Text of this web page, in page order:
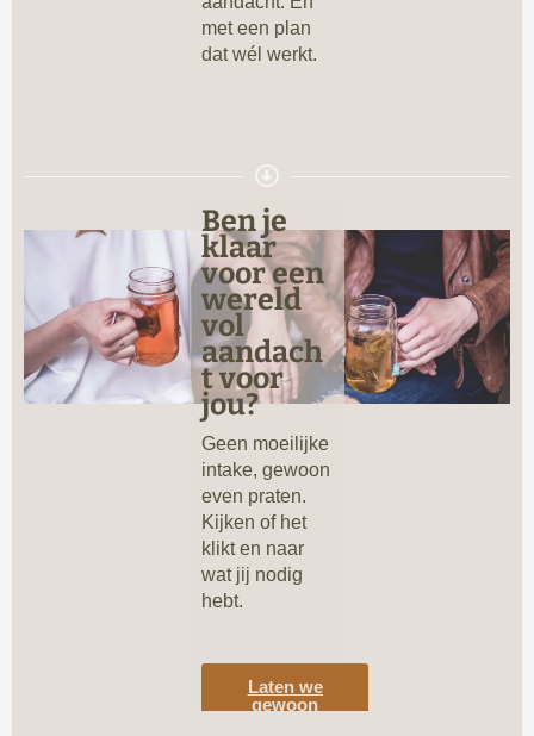
met een plan
dat wél werkt.
Ben je
klaar
voor een
wereld
vol
aandach
t voor
jou?
Geen moeilijke
intake, gewoon
even praten.
Kijken of het
klikt en naar
wat jij nodig
hebt.
Laten we
gewoon